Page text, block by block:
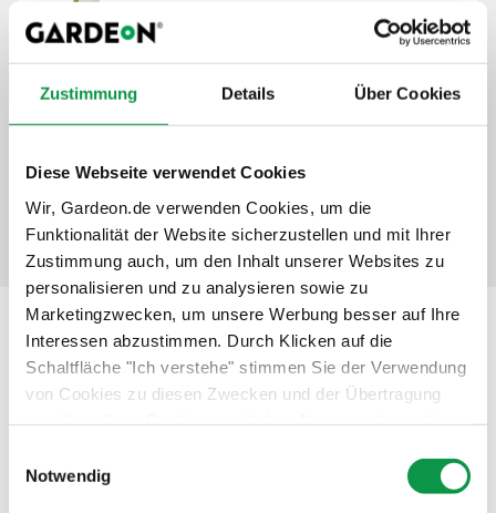
Zustimmung Details Über Cookies
Diese Webseite verwendet Cookies
Wir, Gardeon.de verwenden Cookies, um die
Funktionalität der Website sicherzustellen und mit Ihrer
Zustimmung auch, um den Inhalt unserer Websites zu
personalisieren und zu analysieren sowie zu
Marketingzwecken, um unsere Werbung besser auf Ihre
Interessen abzustimmen. Durch Klicken auf die
Schaltfläche "Ich verstehe" stimmen Sie der Verwendung
von Cookies zu diesen Zwecken und der Übertragung
Werbung in sozialen Netzwerken und Werbenetzwerken
auf anderen Websites zu. Diese Zustimmung ist freiwillig
Notwendig
Mehr Komfort im Winter und Sommer
Mehr Stabilität
+1 369,-€
Details anzeigen
Beschreibung